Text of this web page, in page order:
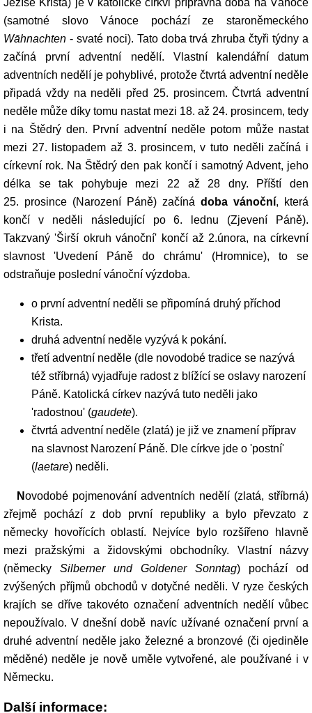
Ježíše Krista) je v katolické církvi přípravná doba na Vánoce
(samotné slovo Vánoce pochází ze staroněmeckého
Wāhnachten - svaté noci). Tato doba trvá zhruba čtyři týdny a
začíná první adventní nedělí. Vlastní kalendářní datum
adventních nedělí je pohyblivé, protože čtvrtá adventní neděle
připadá vždy na neděli před 25. prosincem. Čtvrtá adventní
neděle může díky tomu nastat mezi 18. až 24. prosincem, tedy
i na Štědrý den. První adventní neděle potom může nastat
mezi 27. listopadem až 3. prosincem, v tuto neděli začíná i
církevní rok. Na Štědrý den pak končí i samotný Advent, jeho
délka se tak pohybuje mezi 22 až 28 dny. Příští den
25. prosince (Narození Páně) začíná doba vánoční, která
končí v neděli následující po 6. lednu (Zjevení Páně).
Takzvaný 'Širší okruh vánoční' končí až 2.února, na církevní
slavnost 'Uvedení Páně do chrámu' (Hromnice), to se
odstraňuje poslední vánoční výzdoba.
o první adventní neděli se připomíná druhý příchod
Krista.
druhá adventní neděle vyzývá k pokání.
třetí adventní neděle (dle novodobé tradice se nazývá
též stříbrná) vyjadřuje radost z blížící se oslavy narození
Páně. Katolická církev nazývá tuto neděli jako
'radostnou' (gaudete).
čtvrtá adventní neděle (zlatá) je již ve znamení příprav
na slavnost Narození Páně. Dle církve jde o 'postní'
(laetare) neděli.
Novodobé pojmenování adventních nedělí (zlatá, stříbrná)
zřejmě pochází z dob první republiky a bylo převzato z
německy hovořících oblastí. Nejvíce bylo rozšířeno hlavně
mezi pražskými a židovskými obchodníky. Vlastní názvy
(německy Silberner und Goldener Sonntag) pochází od
zvýšených příjmů obchodů v dotyčné neděli. V ryze českých
krajích se dříve takovéto označení adventních nedělí vůbec
nepoužívalo. V dnešní době navíc užívané označení první a
druhé adventní neděle jako železné a bronzové (či ojediněle
měděné) neděle je nově uměle vytvořené, ale používané i v
Německu.
Další informace: